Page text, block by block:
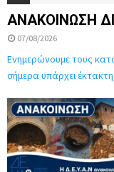
ΑΝΑΚΟΙΝΩΣΗ
07/08/2026
Ενημερώνουμε τους
σήμερα υπάρχει